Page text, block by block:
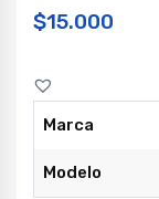
$15.000
Marca
Modelo